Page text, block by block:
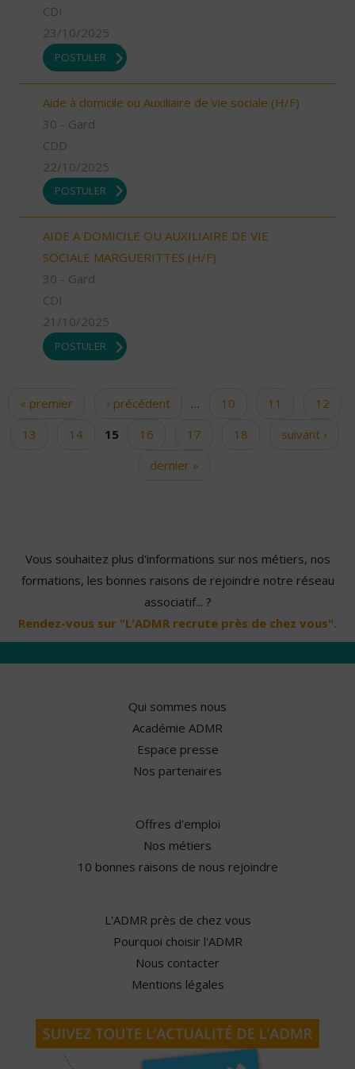
CDI
23/10/2025
POSTULER
Aide à domicile ou Auxiliaire de vie sociale (H/F)
30 - Gard
CDD
22/10/2025
POSTULER
AIDE A DOMICILE OU AUXILIAIRE DE VIE
SOCIALE MARGUERITTES (H/F)
30 - Gard
CDI
21/10/2025
POSTULER
Pages
« premier ‹ précédent … 10 11
12
13
14 15 16 17 18
suivant ›
dernier »
Vous souhaitez plus d'informations sur nos métiers, nos
formations, les bonnes raisons de rejoindre notre réseau
associatif... ?
Rendez-vous sur "L'ADMR recrute près de chez vous".
Qui sommes nous
Académie ADMR
Espace presse
Nos partenaires
Offres d'emploi
Nos métiers
10 bonnes raisons de nous rejoindre
L'ADMR près de chez vous
Pourquoi choisir l'ADMR
Nous contacter
Mentions légales